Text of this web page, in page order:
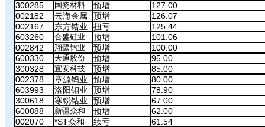
300285
国瓷材料 预增
127.00
002182
云海金属 预增
126.07
002167
东方锆业 扭亏
125.44
603260
合盛硅业 预增
101.06
002842
翔鹭钨业 预增
100.00
600330
天通股份 预增
95.00
300328
宜安科技 预增
85.00
002378
章源钨业 预增
80.00
603993
洛阳钼业 预增
78.90
300618
寒锐钴业 预增
67.00
600888
新疆众和 预增
62.00
002070
*ST众和 续亏
61.54